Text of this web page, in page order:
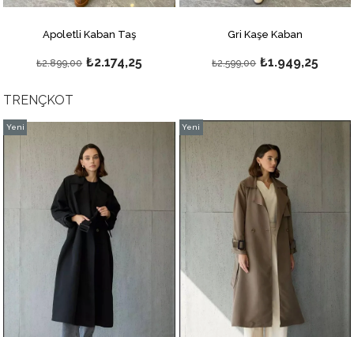
Apoletli Kaban Taş
₺2.174,25
₺2.899,00
Gri Kaşe Kaban
₺1.949,25
₺2.599,00
TRENÇKOT
Yeni
Yeni